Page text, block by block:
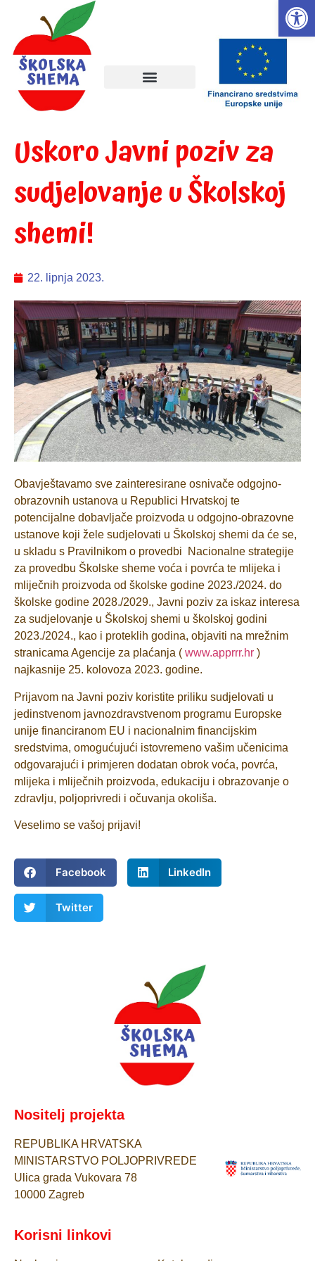
Uskoro Javni poziv za
sudjelovanje u Školskoj
shemi!
22. lipnja 2023.
Obavještavamo sve zainteresirane osnivače odgojno-
obrazovnih ustanova u Republici Hrvatskoj te
potencijalne dobavljače proizvoda u odgojno-obrazovne
ustanove koji žele sudjelovati u Školskoj shemi da će se,
u skladu s Pravilnikom o provedbi Nacionalne strategije
za provedbu Školske sheme voća i povrća te mlijeka i
mliječnih proizvoda od školske godine 2023./2024. do
školske godine 2028./2029., Javni poziv za iskaz interesa
za sudjelovanje u Školskoj shemi u školskoj godini
2023./2024., kao i proteklih godina, objaviti na mrežnim
stranicama Agencije za plaćanja ( www.apprrr.hr )
najkasnije 25. kolovoza 2023. godine.
Prijavom na Javni poziv koristite priliku sudjelovati u
jedinstvenom javnozdravstvenom programu Europske
unije financiranom EU i nacionalnim financijskim
sredstvima, omogućujući istovremeno vašim učenicima
odgovarajući i primjeren dodatan obrok voća, povrća,
mlijeka i mliječnih proizvoda, edukaciju i obrazovanje o
zdravlju, poljoprivredi i očuvanja okoliša.
Veselimo se vašoj prijavi!
Facebook LinkedIn
Twitter
Nositelj projekta
REPUBLIKA HRVATSKA
MINISTARSTVO POLJOPRIVREDE
Ulica grada Vukovara 78
10000 Zagreb
Korisni linkovi